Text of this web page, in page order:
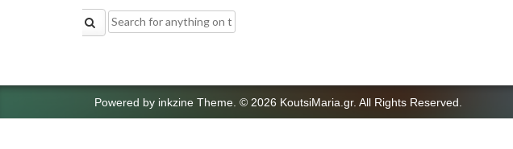
Search
for:
Powered by inkzine Theme © 2026 KoutsiMaria.gr. All Rights Reserved.